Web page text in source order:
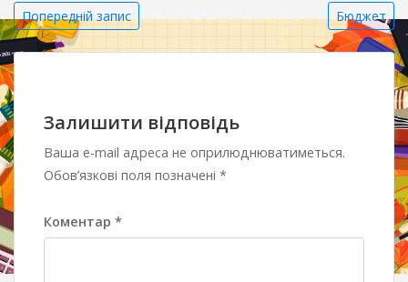
Навігація
записів
Попередній запис Бюджет
Залишити відповідь
Ваша e-mail адреса не оприлюднюватиметься.
Обов’язкові поля позначені *
Коментар *